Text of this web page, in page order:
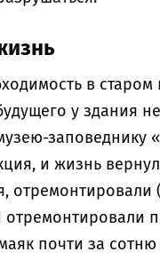
в
у здания
заповеднику
и жизнь
отремонтировали
почти за